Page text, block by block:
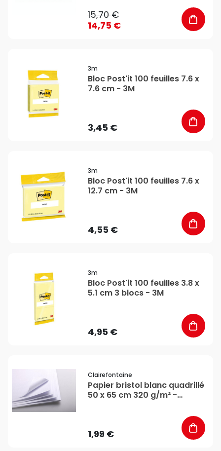
15,70 €
14,75 €
3m
Bloc Post'it 100 feuilles 7.6 x
7.6 cm - 3M
3,45 €
3m
Bloc Post'it 100 feuilles 7.6 x
12.7 cm - 3M
4,55 €
3m
Bloc Post'it 100 feuilles 3.8 x
5.1 cm 3 blocs - 3M
4,95 €
Clairefontaine
Papier bristol blanc quadrillé
50 x 65 cm 320 g/m² -
1,99 €